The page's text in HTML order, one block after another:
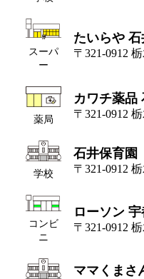
スーパ
ー
たいらや
〒321-0912
薬局
カワチ薬品
〒321-0912
学校
石井保育園
〒321-0912
コンビ
ニ
ローソン
〒321-0912
ママくまさ